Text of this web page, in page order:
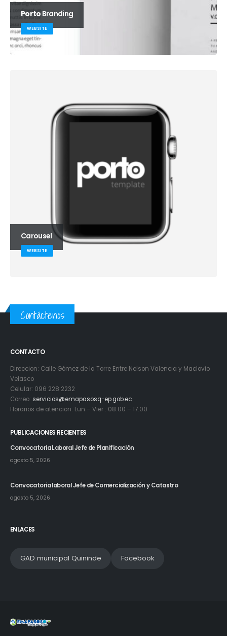
Porto Branding
WEBSITE
Carousel
WEBSITE
Contáctenos
CONTACTO
Direccion: Calle Gómez de la Torre Entre Nelson Valencia y Maclovio
Velasco
Celular: 096 228 2232
Correo: servicios@emapasosq-ep.gob.ec
Horarios de atencion: Lun – Vier : 08:00 – 17:00
PUBLICACIONES RECIENTES
Convocatoria Laboral Jefe de Planificación
agosto 5, 2026
Convocatoria laboral Jefe de Comercialización y Catastro
agosto 5, 2026
ENLACES
GAD municipal Quininde Facebook